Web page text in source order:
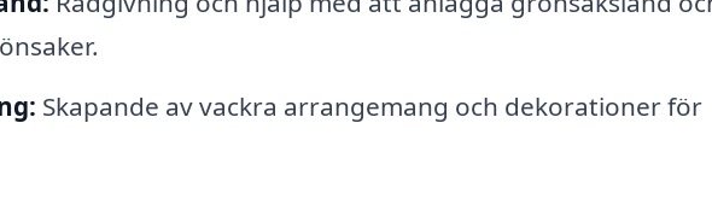
Skapande av vackra arrangemang och dekorationer för